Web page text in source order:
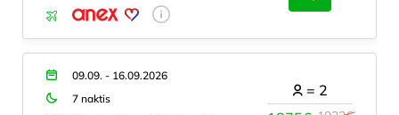
09.09. - 16.09.2026
7 naktis
= 2